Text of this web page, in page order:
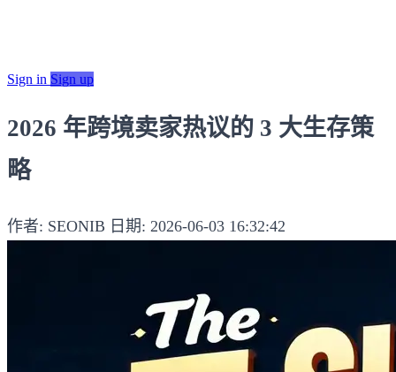
Sign in Sign up
2026 年跨境卖家热议的 3 大生存策
略
作者: SEONIB 日期: 2026-06-03 16:32:42